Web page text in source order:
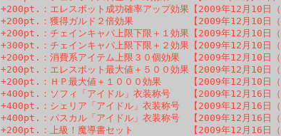
+200pt. ： エレスポット成功確率アップ効果【2009年12月10日（
+200pt. ： 獲得ガルド２倍効果 【2009年12月10日（木
+200pt. ： チェインキャパ上限下限＋１効果【2009年12月10日（
+300pt. ： チェインキャパ上限下限＋２効果【2009年12月10日（
+200pt. ： 消費系アイテム上限３０個効果 【2009年12月10日（
+200pt. ： エレスポット最大値＋５００効果【2009年12月10日（
+200pt. ： ＨＰ最大値＋１０００効果 【2009年12月10日（
+400pt. ： ソフィ「アイドル」衣装称号 【2009年12月16日（
+400pt. ： シェリア「アイドル」衣装称号 【2009年12月16日（
+400pt. ： パスカル「アイドル」衣装称号 【2009年12月16日（
+200pt. ： 上級！魔導書セット 【2009年12月16日（水